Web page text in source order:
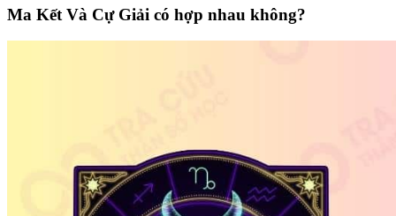
Ma Kết Và Cự Giải có hợp nhau không?